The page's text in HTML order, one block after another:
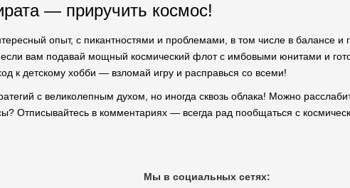
— приручить космос!
опыт, с пикантностями и проблемами, в том числе в балансе и
вам подавай мощный космический флот с имбовыми юнитами и
к детскому хобби — взломай игру и расправься со всеми!
с великолепным духом, но иногда сквозь облака! Можно
Отписывайтесь в комментариях — всегда рад пообщаться с
Мы в социальных сетях: